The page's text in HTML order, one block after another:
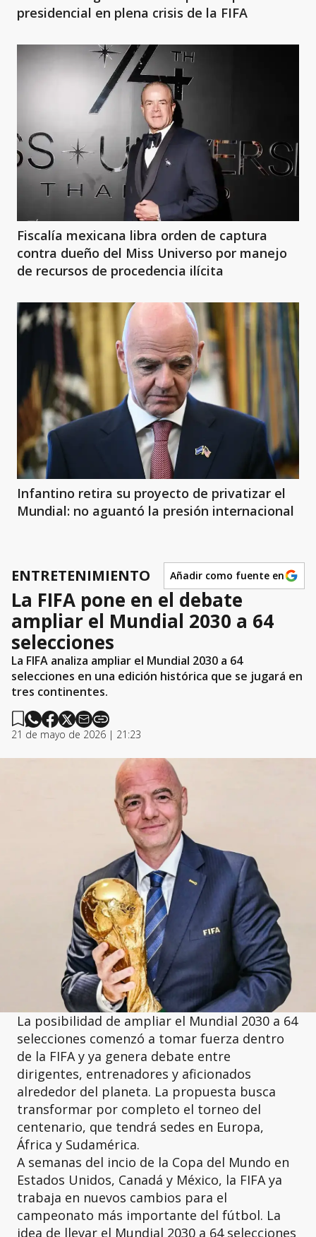
presidencial en plena crisis de la FIFA
Fiscalía mexicana libra orden de captura
contra dueño del Miss Universo por manejo
de recursos de procedencia ilícita
Infantino retira su proyecto de privatizar el
Mundial: no aguantó la presión internacional
ENTRETENIMIENTO Añadir como fuente en
La FIFA pone en el debate
ampliar el Mundial 2030 a 64
selecciones
La FIFA analiza ampliar el Mundial 2030 a 64
selecciones en una edición histórica que se jugará en
tres continentes.
21 de mayo de 2026 | 21:23
La posibilidad de ampliar el Mundial 2030 a 64
selecciones comenzó a tomar fuerza dentro
de la FIFA y ya genera debate entre
dirigentes, entrenadores y aficionados
alrededor del planeta. La propuesta busca
transformar por completo el torneo del
centenario, que tendrá sedes en Europa,
África y Sudamérica.
A semanas del incio de la Copa del Mundo en
Estados Unidos, Canadá y México, la FIFA ya
trabaja en nuevos cambios para el
campeonato más importante del fútbol. La
idea de llevar el Mundial 2030 a 64 selecciones